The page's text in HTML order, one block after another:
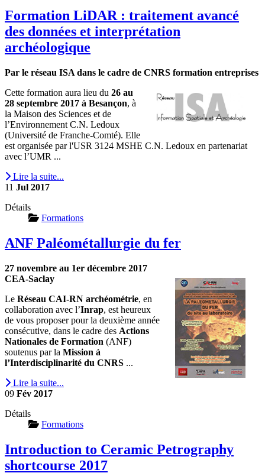
Formation LiDAR : traitement avancé
des données et interprétation
archéologique
Par le réseau ISA dans le cadre de CNRS formation entreprises
Cette formation aura lieu du 26 au
28 septembre 2017 à Besançon, à
la Maison des Sciences et de
l’Environnement C.N. Ledoux
(Université de Franche-Comté). Elle
est organisée par l'USR 3124 MSHE C.N. Ledoux en partenariat
avec l’UMR ...
Lire la suite...
11 Jul 2017
Détails
Formations
ANF Paléométallurgie du fer
27 novembre au 1er décembre 2017
CEA-Saclay
Le Réseau CAI-RN archéométrie, en
collaboration avec l’Inrap, est heureux
de vous proposer pour la deuxième année
consécutive, dans le cadre des Actions
Nationales de Formation (ANF)
soutenus par la Mission à
l’Interdisciplinarité du CNRS ...
Lire la suite...
09 Fév 2017
Détails
Formations
Introduction to Ceramic Petrography
shortcourse 2017